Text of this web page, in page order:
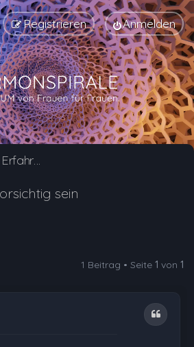
Anmelden
Registrieren
Mirena Erfahrungsberichte und Nebenwirkungen
sein
1 Beitrag • Seite 1 von 1
Zitat